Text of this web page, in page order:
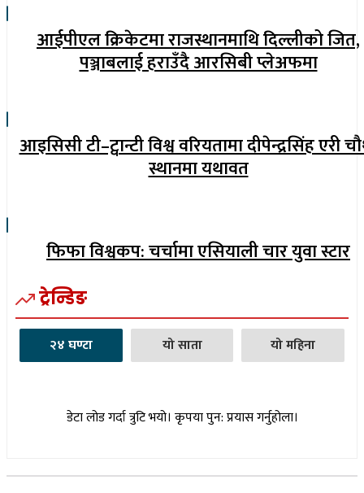
आईपीएल क्रिकेटमा राजस्थानमाथि दिल्लीको जित,
पञ्जाबलाई हराउँदै आरसिबी प्लेअफमा
आइसिसी टी–ट्वान्टी विश्व वरियतामा दीपेन्द्रसिंह एरी
स्थानमा यथावत
फिफा विश्वकप: चर्चामा एसियाली चार युवा स्टार
ट्रेन्डिङ
२४ घण्टा यो साता यो महिना
डेटा लोड गर्दा त्रुटि भयो। कृपया पुन: प्रयास गर्नुहोला।